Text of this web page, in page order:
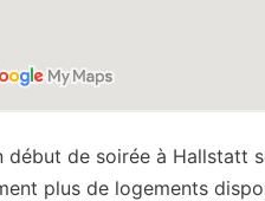
début de soirée à Hallstatt
plus de logements